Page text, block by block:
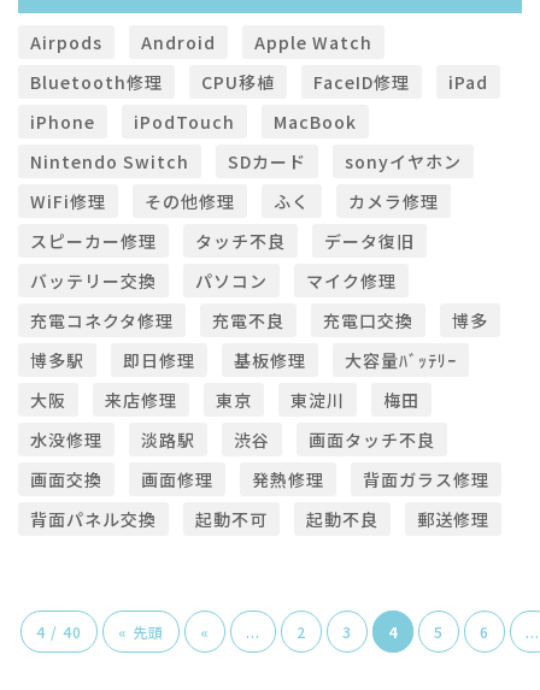
Airpods Android
Apple Watch
Bluetooth修理
CPU移植 FaceID修理
iPad
iPhone
iPodTouch
MacBook
Nintendo Switch
SDカード
sonyイヤホン
WiFi修理
その他修理 ふく
カメラ修理
スピーカー修理
タッチ不良
データ復旧
バッテリー交換
パソコン
マイク修理
充電コネクタ修理
充電不良 充電口交換
博多
博多駅
即日修理 基板修理
大容量ﾊﾞｯﾃﾘｰ
大阪
来店修理 東京 東淀川
梅田
水没修理
淡路駅 渋谷
画面タッチ不良
画面交換
画面修理 発熱修理
背面ガラス修理
背面パネル交換
起動不可 起動不良 郵送修理
4 / 40 « 先頭 « ... 2 3 4 5 6 ...